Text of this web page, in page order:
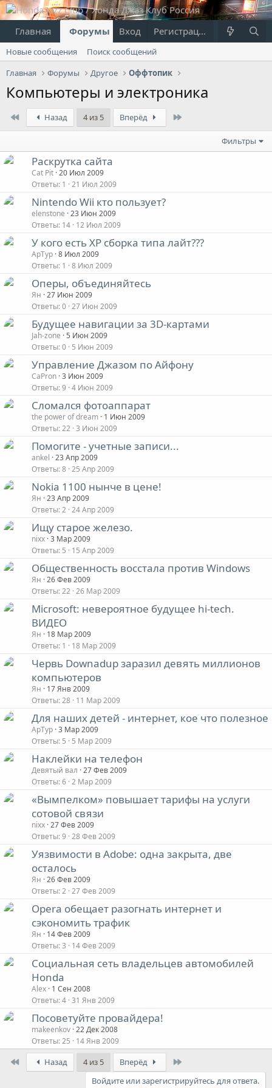
Главная Форумы Что нового?
Вход Регистрация
Новые сообщения
Поиск сообщений
Главная
Форумы Другое Оффтопик
Компьютеры и электроника
Назад 4 из 5 Вперёд
Фильтры
Раскрутка сайта
Cat Pit 20 Июл 2009
Ответы 1 21 Июл 2009
Nintendo Wii кто пользует?
elenstone 23 Июн 2009
Ответы 14 12 Июл 2009
У кого есть ХР сборка типа лайт???
АрТур 8 Июл 2009
Ответы 1 8 Июл 2009
Оперы, объединяйтесь
Ян 27 Июн 2009
Ответы 0 27 Июн 2009
Будущее навигации за 3D-картами
Jah-zone 5 Июн 2009
Ответы 0 5 Июн 2009
Управление Джазом по Айфону
CaPron 3 Июн 2009
Ответы 9 4 Июн 2009
Сломался фотоаппарат
the power of dream 1 Июн 2009
Ответы 22 3 Июн 2009
Помогите - учетные записи...
ankel 23 Апр 2009
Ответы 8 25 Апр 2009
Nokia 1100 нынче в цене!
Ян 23 Апр 2009
Ответы 2 24 Апр 2009
Ищу старое железо.
nixx 3 Мар 2009
Ответы 5 15 Апр 2009
Общественность восстала против Windows
Ян 26 Фев 2009
Ответы 22 26 Мар 2009
Microsoft: невероятное будущее hi-tech.
ВИДЕО
Ян
18 Мар 2009
Ответы 1 18 Мар 2009
Червь Downadup заразил девять миллионов
компьютеров
Ян
17 Янв 2009
Ответы 28 11 Мар 2009
Для наших детей - интернет, кое что полезное
АрТур 3 Мар 2009
Ответы 5 5 Мар 2009
Наклейки на телефон
Девятый вал 27 Фев 2009
Ответы 6 2 Мар 2009
«Вымпелком» повышает тарифы на услуги
сотовой связи
nixx 27 Фев 2009
Ответы 9 28 Фев 2009
Уязвимости в Adobe: одна закрыта, две
осталось
Ян 26 Фев 2009
Ответы 2 27 Фев 2009
Opera обещает разогнать интернет и
сэкономить трафик
Ян
14 Фев 2009
Ответы 3 14 Фев 2009
Социальная сеть владельцев автомобилей
Honda
Alex 1 Сен 2008
Ответы 4 31 Янв 2009
Посоветуйте провайдера!
makeenkov 22 Дек 2008
Ответы 25 14 Янв 2009
Назад 4 из 5 Вперёд
Войдите или зарегистрируйтесь для ответа.